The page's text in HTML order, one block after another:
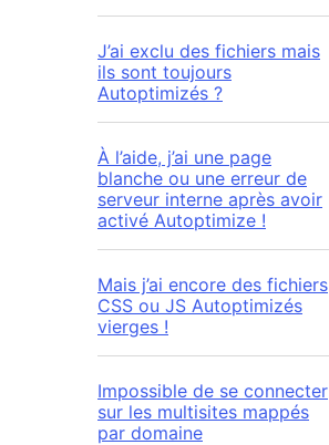
J’ai exclu des fichiers mais
ils sont toujours
Autoptimizés ?
À l’aide, j’ai une page
blanche ou une erreur de
serveur interne après avoir
activé Autoptimize !
Mais j’ai encore des fichiers
CSS ou JS Autoptimizés
vierges !
Impossible de se connecter
sur les multisites mappés
par domaine